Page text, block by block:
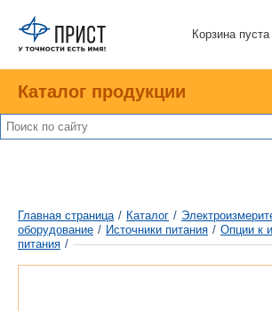
Корзина пуста
Каталог продукции
Главная страница / Каталог /
оборудование / Источники питания / Опции к
питания /